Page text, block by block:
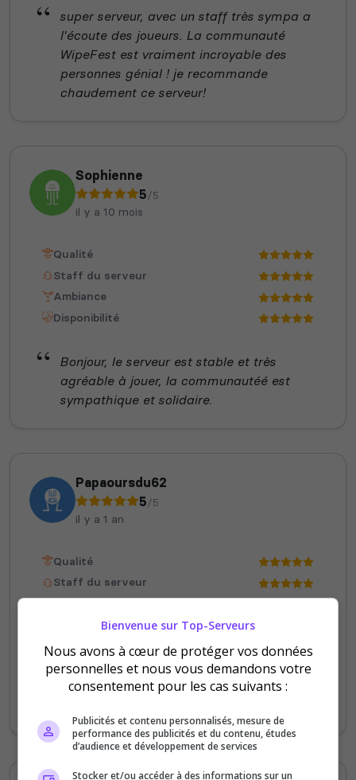
super serveur, avec un staff très sympa a
l'écoute des joueurs. La communauté
WipeFest est vraiment incroyable des
personnes génial ! je recommande
chaudement ce serveur!
Sophienne
5/5
il y a 10 mois
Qualité
Staff du serveur
Ambiance
Disponibilité
Bonjour, le serveur est stable et très
agréable à jouer, la communautéé est
sympathique et solidaire.
Papaoursdu62
5/5
il y a 1 an
Qualité
Staff du serveur
Ambiance
Disponibilité
super serveur ,super equipe, toujour dispo
pour la commu ne changer rien et bravo
Bienvenue sur Top-Serveurs
Nous avons à cœur de protéger vos données
personnelles et nous vous demandons votre
consentement pour les cas suivants :
Publicités et contenu personnalisés, mesure de
performance des publicités et du contenu, études
d’audience et développement de services
Stocker et/ou accéder à des informations sur un